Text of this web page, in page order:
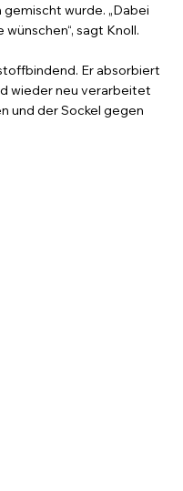
wurde. „Dabei
sagt Knoll.
Er absorbiert
wieder neu verarbeitet
und der Sockel gegen